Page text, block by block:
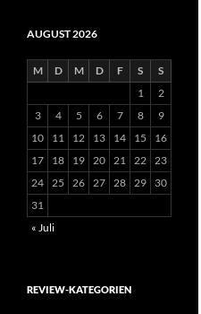
AUGUST 2026
M D M D F S
S
1
2
3
4 5 6 7 8
9
10
11 12 13 14 15
16
17
18 19 20 21 22 23
24 25 26 27 28 29
30
31
« Juli
REVIEW-KATEGORIEN